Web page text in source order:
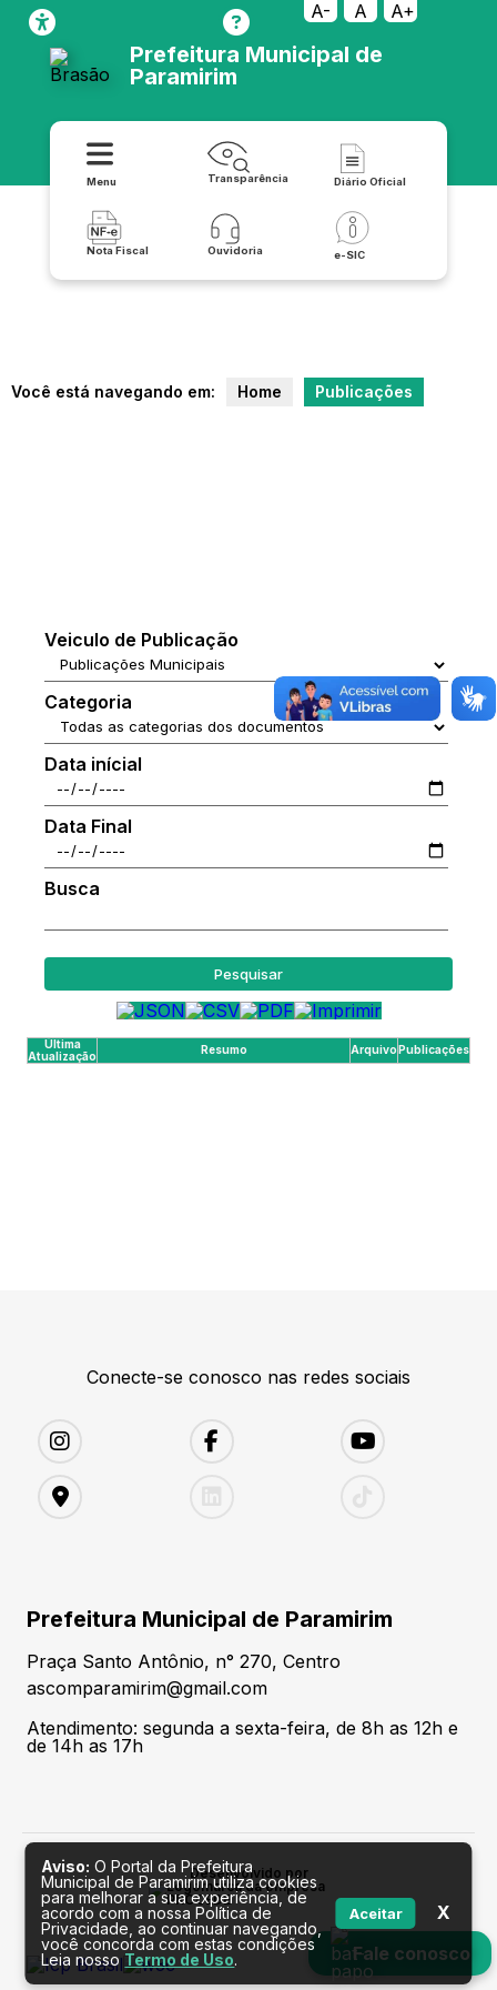
A- A A+
Prefeitura Municipal de
Paramirim
Menu Transparência Diário Oficial
Nota Fiscal Ouvidoria e-SIC
Fale conosco
Você está navegando em: Home Publicações
Veiculo de Publicação
Categoria
Data inícial
Data Final
Busca
Pesquisar
Última
Atualização
Resumo ArquivoPublicações
Conecte-se conosco nas redes sociais
Prefeitura Municipal de Paramirim
Praça Santo Antônio, n° 270, Centro
ascomparamirim@gmail.com
Atendimento: segunda a sexta-feira, de 8h as 12h e
de 14h as 17h
Desenvolvido por
Aviso: O Portal da Prefeitura
Municipal de Paramirim utiliza cookies
para melhorar a sua experiência, de
acordo com a nossa Política de
Privacidade, ao continuar navegando,
você concorda com estas condições
Leia nossoTermo de Uso.
Aceitar X